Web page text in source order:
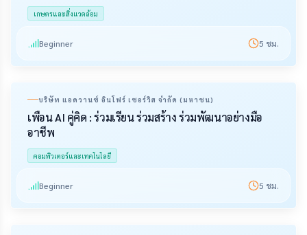
เกษตรและสิ่งแวดล้อม
Beginner 5 ชม.
บริษัท แอดวานซ์ อินโฟร์ เซอร์วิส จำกัด (มหาชน)
เพื่อน AI คู่คิด : ร่วมเรียน ร่วมสร้าง ร่วมพัฒนาอย่างมือ
อาชีพ
คอมพิวเตอร์และเทคโนโลยี
Beginner 5 ชม.